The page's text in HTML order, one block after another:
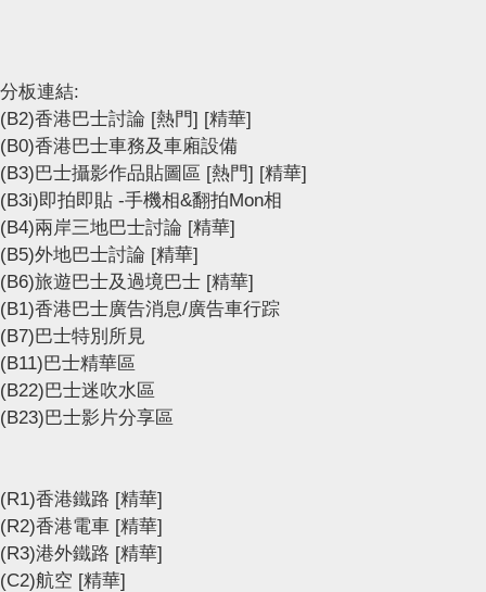
分板連結:
(B2)香港巴士討論 [熱門] [精華]
(B0)香港巴士車務及車廂設備
(B3)巴士攝影作品貼圖區 [熱門] [精華]
(B3i)即拍即貼 -手機相&翻拍Mon相
(B4)兩岸三地巴士討論 [精華]
(B5)外地巴士討論 [精華]
(B6)旅遊巴士及過境巴士 [精華]
(B1)香港巴士廣告消息/廣告車行踪
(B7)巴士特別所見
(B11)巴士精華區
(B22)巴士迷吹水區
(B23)巴士影片分享區
(R1)香港鐵路 [精華]
(R2)香港電車 [精華]
(R3)港外鐵路 [精華]
(C2)航空 [精華]